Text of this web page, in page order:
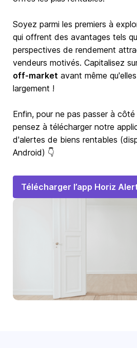
Soyez parmi les premiers à
qui offrent des avantages tels
perspectives de rendement
vendeurs motivés. Capitalisez
off-market avant même
largement !
Enfin, pour ne pas passer à
pensez à télécharger notre
d'alertes de biens rentables
Android) 👇
Télécharger l’app Horiz